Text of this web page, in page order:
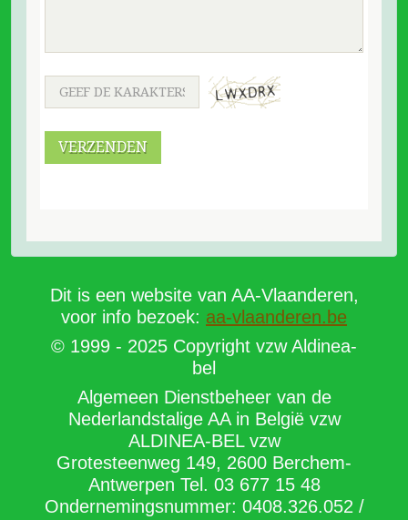
VERZENDEN
Dit is een website van AA-Vlaanderen,
voor info bezoek: aa-vlaanderen.be
© 1999 - 2025 Copyright vzw Aldinea-
bel
Algemeen Dienstbeheer van de
Nederlandstalige AA in België vzw
ALDINEA-BEL vzw
Grotesteenweg 149, 2600 Berchem-
Antwerpen Tel. 03 677 15 48
Ondernemingsnummer: 0408.326.052 /